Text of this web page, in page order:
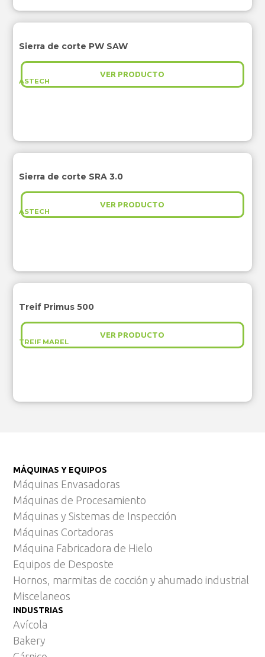
ASTECH
Sierra de corte PW SAW
VER PRODUCTO
ASTECH
Sierra de corte SRA 3.0
VER PRODUCTO
TREIF MAREL
Treif Primus 500
VER PRODUCTO
MÁQUINAS Y EQUIPOS
Máquinas Envasadoras
Máquinas de Procesamiento
Máquinas y Sistemas de Inspección
Máquinas Cortadoras
Máquina Fabricadora de Hielo
Equipos de Desposte
Hornos, marmitas de cocción y ahumado industrial
Miscelaneos
INDUSTRIAS
Avícola
Bakery